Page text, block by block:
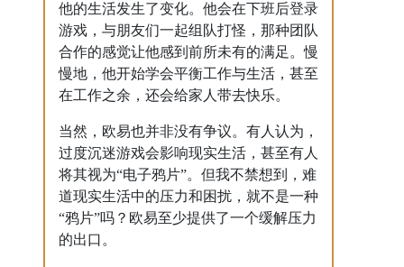
他的生活发生了变化。他会在下班后登录
游戏，与朋友们一起组队打怪，那种团队
合作的感觉让他感到前所未有的满足。慢
慢地，他开始学会平衡工作与生活，甚至
在工作之余，还会给家人带去快乐。
当然，欧易也并非没有争议。有人认为，
过度沉迷游戏会影响现实生活，甚至有人
将其视为“电子鸦片”。但我不禁想到，难
道现实生活中的压力和困扰，就不是一种
“鸦片”吗？欧易至少提供了一个缓解压力
的出口。